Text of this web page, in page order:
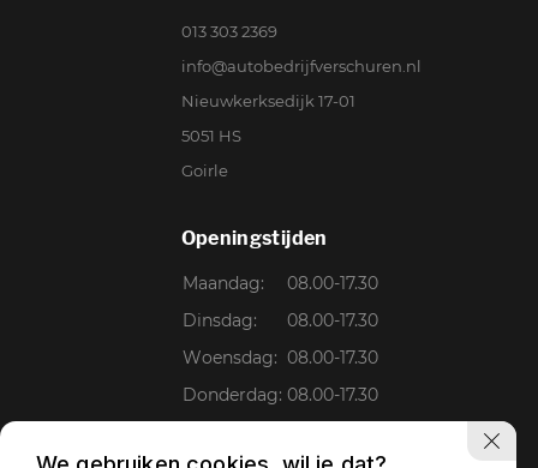
013 303 2369
info@autobedrijfverschuren.nl
Nieuwkerksedijk 17-01
5051 HS
Goirle
Openingstijden
Maandag:
08.00-17.30
Dinsdag:
08.00-17.30
Woensdag: 08.00-17.30
Donderdag: 08.00-17.30